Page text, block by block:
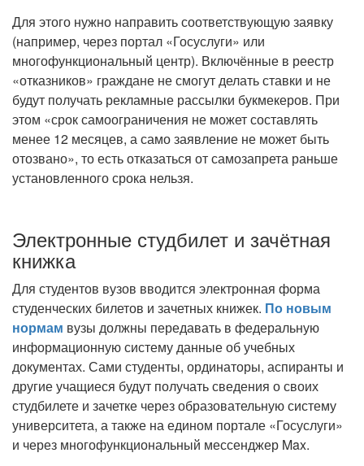
Для этого нужно направить соответствующую заявку
(например, через портал «Госуслуги» или
многофункциональный центр). Включённые в реестр
«отказников» граждане не смогут делать ставки и не
будут получать рекламные рассылки букмекеров. При
этом «срок самоограничения не может составлять
менее 12 месяцев, а само заявление не может быть
отозвано», то есть отказаться от самозапрета раньше
установленного срока нельзя.
Электронные студбилет и зачётная
книжка
Для студентов вузов вводится электронная форма
студенческих билетов и зачетных книжек. По новым
нормам вузы должны передавать в федеральную
информационную систему данные об учебных
документах. Сами студенты, ординаторы, аспиранты и
другие учащиеся будут получать сведения о своих
студбилете и зачетке через образовательную систему
университета, а также на едином портале «Госуслуги»
и через многофункциональный мессенджер Max.